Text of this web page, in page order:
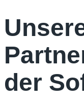
der